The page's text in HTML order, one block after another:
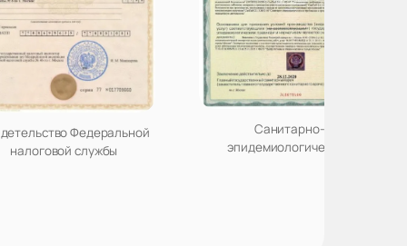
Федеральной
налоговой службы
Санитарно-
эпидемиологическое